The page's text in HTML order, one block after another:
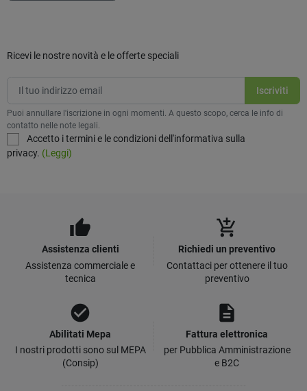
Ricevi le nostre novità e le offerte speciali
Puoi annullare l'iscrizione in ogni momenti. A questo scopo, cerca le info di
contatto nelle note legali.
Accetto i termini e le condizioni dell'informativa sulla
privacy. (Leggi)
thumb_up
Assistenza clienti
Assistenza commerciale e
tecnica
add_shopping_cart
Richiedi un preventivo
Contattaci per ottenere il tuo
preventivo
check_circle
Abilitati Mepa
I nostri prodotti sono sul MEPA
(Consip)
description
Fattura elettronica
per Pubblica Amministrazione
e B2C